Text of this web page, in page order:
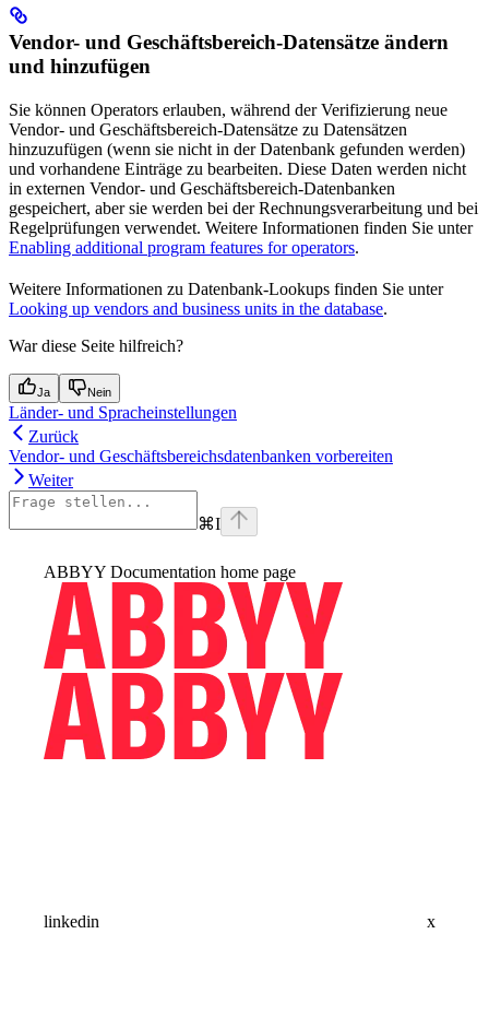
Vendor- und Geschäftsbereich-Datensätze ändern
und hinzufügen
Sie können Operators erlauben, während der Verifizierung neue
Vendor- und Geschäftsbereich-Datensätze zu Datensätzen
hinzuzufügen (wenn sie nicht in der Datenbank gefunden werden)
und vorhandene Einträge zu bearbeiten. Diese Daten werden nicht
in externen Vendor- und Geschäftsbereich-Datenbanken
gespeichert, aber sie werden bei der Rechnungsverarbeitung und bei
Regelprüfungen verwendet. Weitere Informationen finden Sie unter
Enabling additional program features for operators.
Weitere Informationen zu Datenbank-Lookups finden Sie unter
Looking up vendors and business units in the database.
War diese Seite hilfreich?
Ja Nein
Länder- und Spracheinstellungen
Zurück
Vendor- und Geschäftsbereichsdatenbanken vorbereiten
Weiter
⌘I
ABBYY Documentation home page
linkedin x